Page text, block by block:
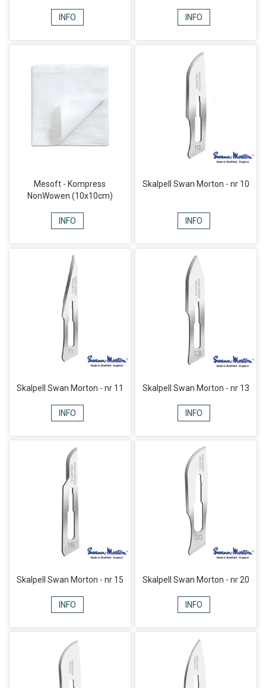
INFO INFO
Mesoft - Kompress
NonWowen (10x10cm)
INFO
Skalpell Swan Morton - nr 10
INFO
Skalpell Swan Morton - nr 11
INFO
Skalpell Swan Morton - nr 13
INFO
Skalpell Swan Morton - nr 15
INFO
Skalpell Swan Morton - nr 20
INFO